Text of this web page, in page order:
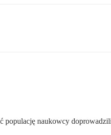
populację naukowcy